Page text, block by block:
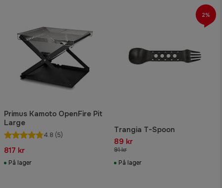
Primus Kamoto OpenFire Pit
Large
4.8 (5)
817 kr
På lager
Trangia T-Spoon
89 kr
91 kr
På lager
2%